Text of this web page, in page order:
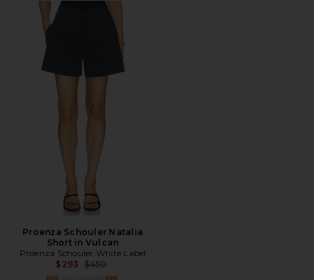
Proenza Schouler Natalia
Short in Vulcan
Proenza Schouler White Label
$293 전 가격:
$450